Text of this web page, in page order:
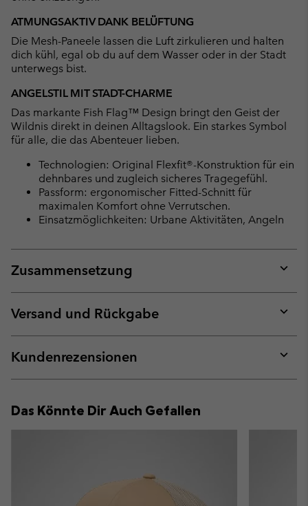
ATMUNGSAKTIV DANK BELÜFTUNG
Die Mesh-Paneele lassen die Luft zirkulieren und halten
dich kühl, egal ob du auf dem Wasser oder in der Stadt
unterwegs bist.
ANGELSTIL MIT STADT-CHARME
Das markante Fish Flag™ Design bringt den Geist der
Wildnis direkt in deinen Alltagslook. Ein starkes Symbol
für alle, die das Abenteuer lieben.
Technologien: Original Flexfit®-Konstruktion für ein
dehnbares und zugleich sicheres Tragegefühl.
Passform: ergonomischer Fitted-Schnitt für
maximalen Komfort ohne Verrutschen.
Einsatzmöglichkeiten: Urbane Aktivitäten, Angeln
Zusammensetzung
or
Versand und Rückgabe
or
Kundenrezensionen
or
Das Könnte Dir Auch Gefallen